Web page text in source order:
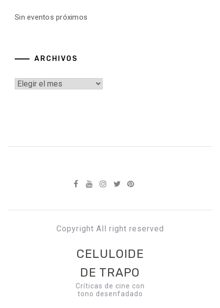
Sin eventos próximos
ARCHIVOS
Archivos
Copyright All right reserved
CELULOIDE
DE TRAPO
Críticas de cine con
tono desenfadado